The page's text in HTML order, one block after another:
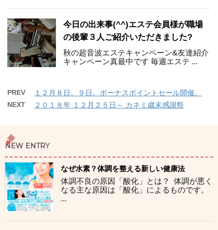
今日の出来事(^^)エステ会員様が職場
の後輩３人ご紹介いただきました?
秋の超音波エステキャンペーン&友達紹介
キャンペーン真最中です 毎週エステ ...
PREV １２月８日。９日。ボーナスポイントセール開催。
NEXT ２０１８年 １２月２５日～ カネミ歳末感謝祭
NEW ENTRY
なぜ水素？体調を整える新しい健康法
体調不良の原因「酸化」とは？ 体調が悪く
なる主な原因は「酸化」によるものです。
...